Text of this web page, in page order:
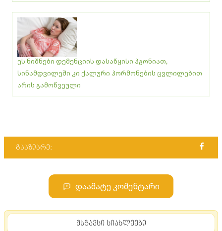
ეს ნიშნები დემენციის დასაწყისი ჰგონიათ,
სინამდვილეში კი ქალური ჰორმონების ცვლილებით
არის გამოწვეული
გააზიარე:
დაამატე კომენტარი
მსგავსი სიახლეები